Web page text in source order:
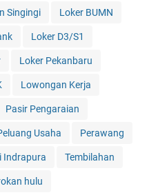
Singingi Loker BUMN
Loker D3/S1
Loker Pekanbaru
Lowongan Kerja
Pasir Pengaraian
Usaha Perawang
Indrapura Tembilahan
hulu